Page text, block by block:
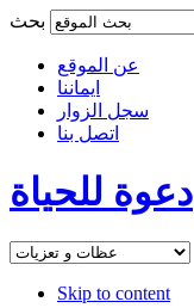
عن الموقع
ايماننا
سجل الزوار
اتصل بنا
دعوة للحياة
Skip to content